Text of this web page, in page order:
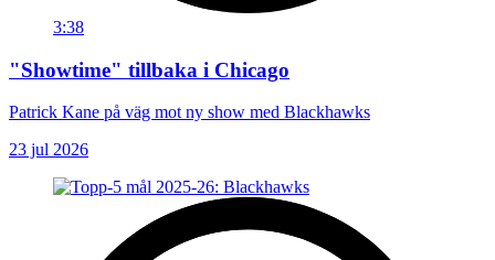
3:38
"Showtime" tillbaka i Chicago
Patrick Kane på väg mot ny show med Blackhawks
23 jul 2026